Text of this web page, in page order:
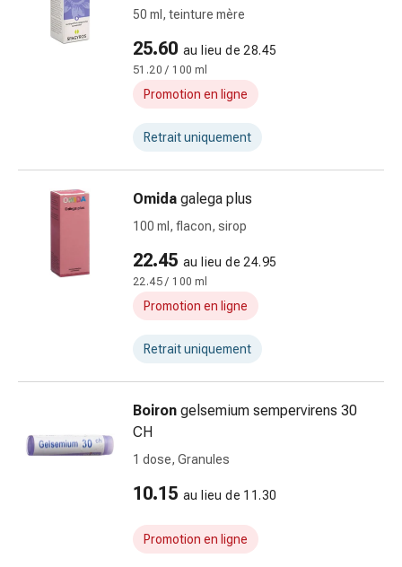
Pommades
désinfection
Pansement
Sutures
cutanées
adhésives
colle
tissulaire
Pommade
Tampons
oreilles
Hygiène
oreilles
auriculaires
50 ml, teinture mère
25.60 au lieu de 28.45
51.20 / 100 ml
Promotion en ligne
Retrait uniquement
Omida galega plus
100 ml, flacon, sirop
22.45 au lieu de 24.95
22.45 / 100 ml
Promotion en ligne
Retrait uniquement
Boiron gelsemium sempervirens 30
CH
1 dose, Granules
10.15 au lieu de 11.30
Promotion en ligne